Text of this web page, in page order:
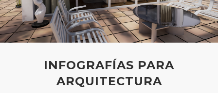
INFOGRAFÍAS PARA
ARQUITECTURA